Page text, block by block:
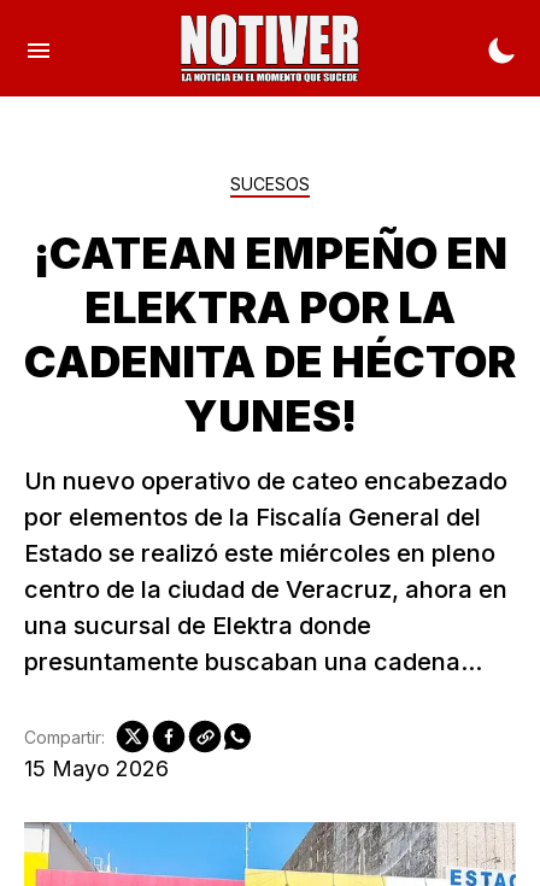
SUCESOS
¡CATEAN EMPEÑO EN
ELEKTRA POR LA
CADENITA DE HÉCTOR
YUNES!
Un nuevo operativo de cateo encabezado
por elementos de la Fiscalía General del
Estado se realizó este miércoles en pleno
centro de la ciudad de Veracruz, ahora en
una sucursal de Elektra donde
presuntamente buscaban una cadena...
15 Mayo 2026
Compartir: